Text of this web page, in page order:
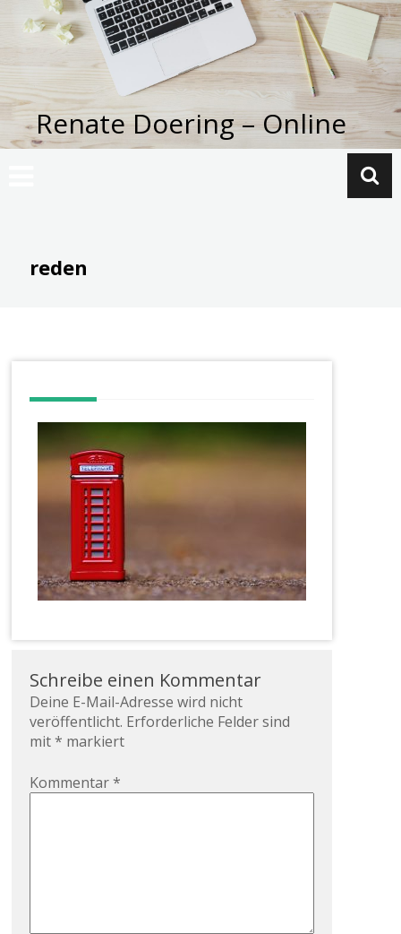
Inhalt
springen
Renate Doering – Online
reden
Schreibe einen Kommentar
Deine E-Mail-Adresse wird nicht
veröffentlicht. Erforderliche Felder sind
mit* markiert
Kommentar*